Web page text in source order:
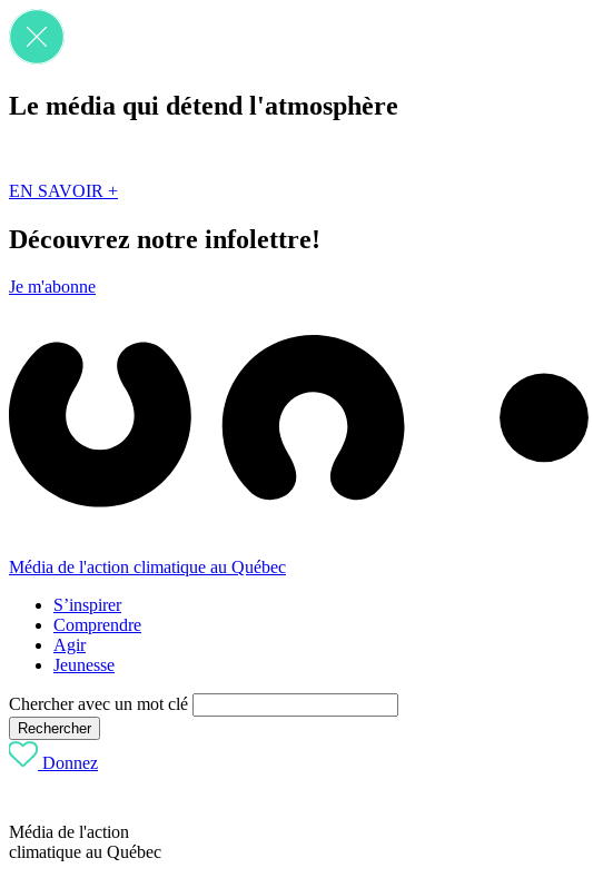
Le média qui détend l'atmosphère
EN SAVOIR +
Découvrez notre infolettre!
Je m'abonne
Média de l'action climatique au Québec
S’inspirer
Comprendre
Agir
Jeunesse
Chercher avec un mot clé
Rechercher
Donnez
Média de l'action
climatique au Québec